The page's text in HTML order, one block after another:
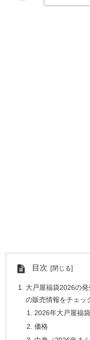
目次
大戸屋福袋2026の
の販売情報をチェッ
2026年大戸屋福
価格